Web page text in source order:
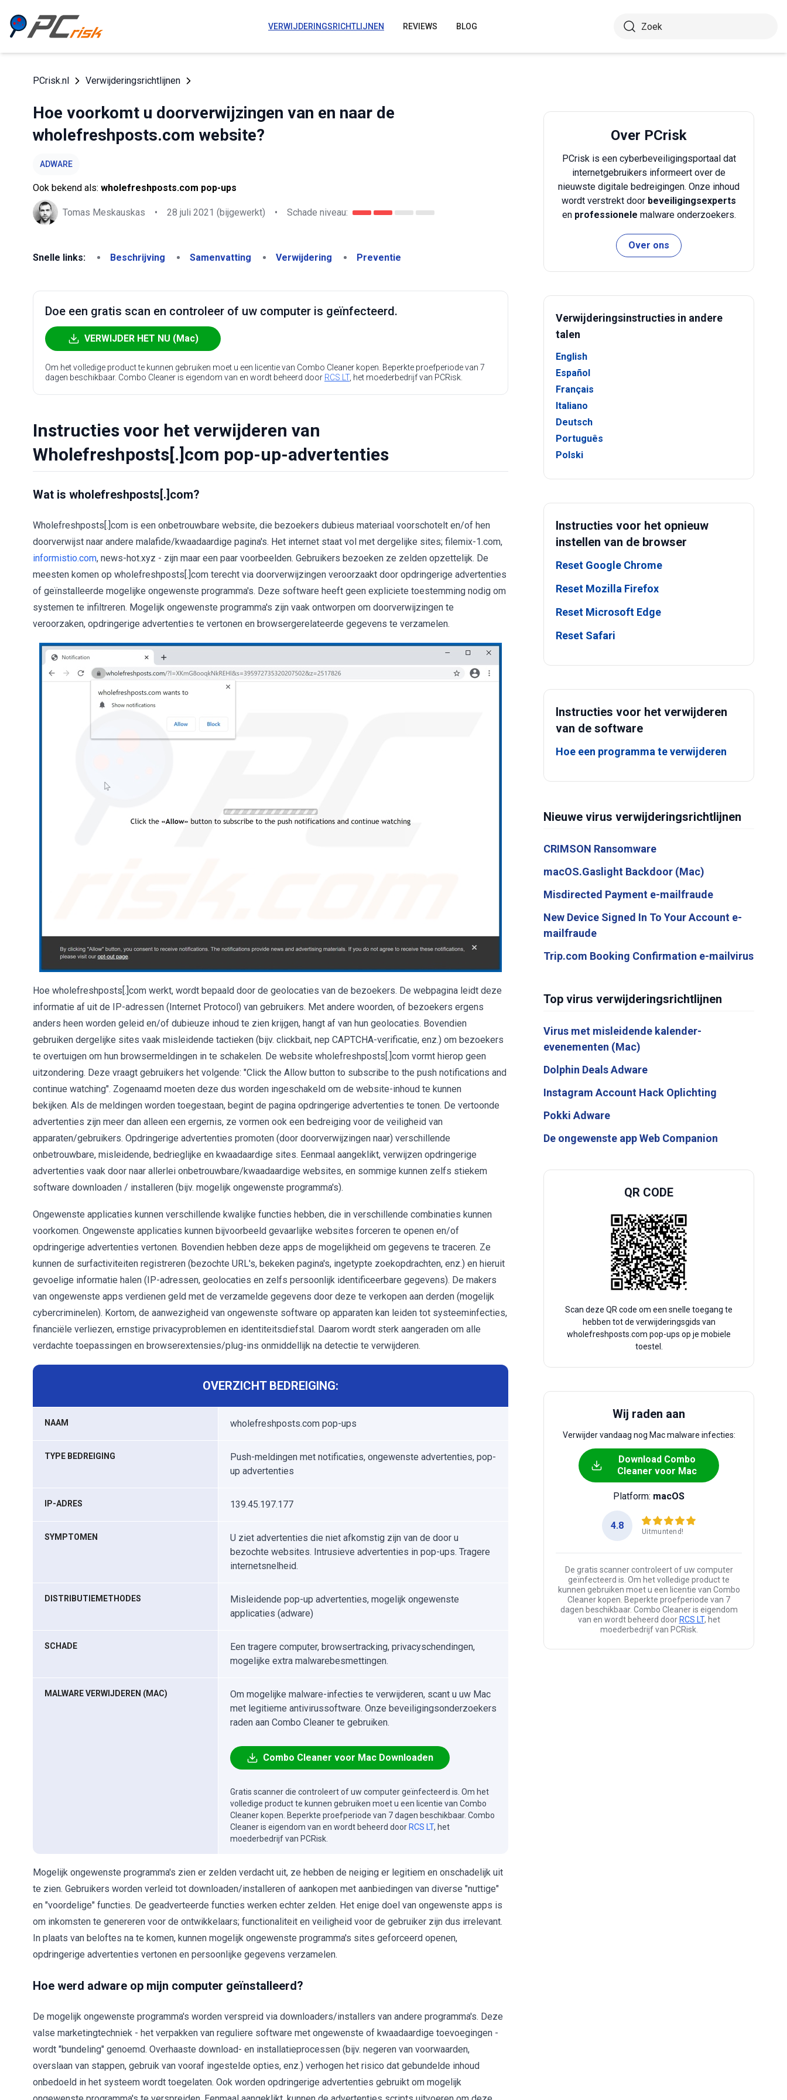
VERWIJDERINGSRICHTLIJNEN REVIEWS BLOG
PCrisk.nl Verwijderingsrichtlijnen
Hoe voorkomt u doorverwijzingen van en naar de
wholefreshposts.com website?
ADWARE
Ook bekend als: wholefreshposts.com pop-ups
Tomas Meskauskas • 28 juli 2021 (bijgewerkt) • Schade niveau:
Snelle links: Beschrijving Samenvatting Verwijdering Preventie
Doe een gratis scan en controleer of uw computer is geïnfecteerd.
VERWIJDER HET NU (Mac)
Om het volledige product te kunnen gebruiken moet u een licentie van Combo Cleaner kopen. Beperkte proefperiode van 7
dagen beschikbaar. Combo Cleaner is eigendom van en wordt beheerd door RCS LT, het moederbedrijf van PCRisk.
Instructies voor het verwijderen van
Wholefreshposts[.]com pop-up-advertenties
Wat is wholefreshposts[.]com?
Wholefreshposts[.]com is een onbetrouwbare website, die bezoekers dubieus materiaal voorschotelt en/of hen
doorverwijst naar andere malafide/kwaadaardige pagina's. Het internet staat vol met dergelijke sites; filemix-1.com,
informistio.com, news-hot.xyz - zijn maar een paar voorbeelden. Gebruikers bezoeken ze zelden opzettelijk. De
meesten komen op wholefreshposts[.]com terecht via doorverwijzingen veroorzaakt door opdringerige advertenties
of geïnstalleerde mogelijke ongewenste programma's. Deze software heeft geen expliciete toestemming nodig om
systemen te infiltreren. Mogelijk ongewenste programma's zijn vaak ontworpen om doorverwijzingen te
veroorzaken, opdringerige advertenties te vertonen en browsergerelateerde gegevens te verzamelen.
Hoe wholefreshposts[.]com werkt, wordt bepaald door de geolocaties van de bezoekers. De webpagina leidt deze
informatie af uit de IP-adressen (Internet Protocol) van gebruikers. Met andere woorden, of bezoekers ergens
anders heen worden geleid en/of dubieuze inhoud te zien krijgen, hangt af van hun geolocaties. Bovendien
gebruiken dergelijke sites vaak misleidende tactieken (bijv. clickbait, nep CAPTCHA-verificatie, enz.) om bezoekers
te overtuigen om hun browsermeldingen in te schakelen. De website wholefreshposts[.]com vormt hierop geen
uitzondering. Deze vraagt gebruikers het volgende: "Click the Allow button to subscribe to the push notifications and
continue watching". Zogenaamd moeten deze dus worden ingeschakeld om de website-inhoud te kunnen
bekijken. Als de meldingen worden toegestaan, begint de pagina opdringerige advertenties te tonen. De vertoonde
advertenties zijn meer dan alleen een ergernis, ze vormen ook een bedreiging voor de veiligheid van
apparaten/gebruikers. Opdringerige advertenties promoten (door doorverwijzingen naar) verschillende
onbetrouwbare, misleidende, bedrieglijke en kwaadaardige sites. Eenmaal aangeklikt, verwijzen opdringerige
advertenties vaak door naar allerlei onbetrouwbare/kwaadaardige websites, en sommige kunnen zelfs stiekem
software downloaden / installeren (bijv. mogelijk ongewenste programma's).
Ongewenste applicaties kunnen verschillende kwalijke functies hebben, die in verschillende combinaties kunnen
voorkomen. Ongewenste applicaties kunnen bijvoorbeeld gevaarlijke websites forceren te openen en/of
opdringerige advertenties vertonen. Bovendien hebben deze apps de mogelijkheid om gegevens te traceren. Ze
kunnen de surfactiviteiten registreren (bezochte URL's, bekeken pagina's, ingetypte zoekopdrachten, enz.) en hieruit
gevoelige informatie halen (IP-adressen, geolocaties en zelfs persoonlijk identificeerbare gegevens). De makers
van ongewenste apps verdienen geld met de verzamelde gegevens door deze te verkopen aan derden (mogelijk
cybercriminelen). Kortom, de aanwezigheid van ongewenste software op apparaten kan leiden tot systeeminfecties,
financiële verliezen, ernstige privacyproblemen en identiteitsdiefstal. Daarom wordt sterk aangeraden om alle
verdachte toepassingen en browserextensies/plug-ins onmiddellijk na detectie te verwijderen.
OVERZICHT BEDREIGING:
NAAM wholefreshposts.com pop-ups
TYPE BEDREIGING
Push-meldingen met notificaties, ongewenste advertenties, pop-
up advertenties
IP-ADRES 139.45.197.177
SYMPTOMEN
U ziet advertenties die niet afkomstig zijn van de door u
bezochte websites. Intrusieve advertenties in pop-ups. Tragere
internetsnelheid.
DISTRIBUTIEMETHODES
Misleidende pop-up advertenties, mogelijk ongewenste
applicaties (adware)
SCHADE
Een tragere computer, browsertracking, privacyschendingen,
mogelijke extra malwarebesmettingen.
MALWARE VERWIJDEREN (MAC)
Om mogelijke malware-infecties te verwijderen, scant u uw Mac
met legitieme antivirussoftware. Onze beveiligingsonderzoekers
raden aan Combo Cleaner te gebruiken.
Combo Cleaner voor Mac Downloaden
Gratis scanner die controleert of uw computer geïnfecteerd is. Om het
volledige product te kunnen gebruiken moet u een licentie van Combo
Cleaner kopen. Beperkte proefperiode van 7 dagen beschikbaar. Combo
Cleaner is eigendom van en wordt beheerd door RCS LT, het
moederbedrijf van PCRisk.
Mogelijk ongewenste programma's zien er zelden verdacht uit, ze hebben de neiging er legitiem en onschadelijk uit
te zien. Gebruikers worden verleid tot downloaden/installeren of aankopen met aanbiedingen van diverse "nuttige"
en "voordelige" functies. De geadverteerde functies werken echter zelden. Het enige doel van ongewenste apps is
om inkomsten te genereren voor de ontwikkelaars; functionaliteit en veiligheid voor de gebruiker zijn dus irrelevant.
In plaats van beloftes na te komen, kunnen mogelijk ongewenste programma's sites geforceerd openen,
opdringerige advertenties vertonen en persoonlijke gegevens verzamelen.
Hoe werd adware op mijn computer geïnstalleerd?
De mogelijk ongewenste programma's worden verspreid via downloaders/installers van andere programma's. Deze
valse marketingtechniek - het verpakken van reguliere software met ongewenste of kwaadaardige toevoegingen -
wordt "bundeling" genoemd. Overhaaste download- en installatieprocessen (bijv. negeren van voorwaarden,
overslaan van stappen, gebruik van vooraf ingestelde opties, enz.) verhogen het risico dat gebundelde inhoud
onbedoeld in het systeem wordt toegelaten. Ook worden opdringerige advertenties gebruikt om mogelijk
Over PCrisk
PCrisk is een cyberbeveiligingsportaal dat
internetgebruikers informeert over de
nieuwste digitale bedreigingen. Onze inhoud
wordt verstrekt door beveiligingsexperts
en professionele malware onderzoekers.
Over ons
Verwijderingsinstructies in andere
talen
English
Español
Français
Italiano
Deutsch
Português
Polski
Instructies voor het opnieuw
instellen van de browser
Reset Google Chrome
Reset Mozilla Firefox
Reset Microsoft Edge
Reset Safari
Instructies voor het verwijderen
van de software
Hoe een programma te verwijderen
Nieuwe virus verwijderingsrichtlijnen
CRIMSON Ransomware
macOS.Gaslight Backdoor (Mac)
Misdirected Payment e-mailfraude
New Device Signed In To Your Account e-
mailfraude
Trip.com Booking Confirmation e-mailvirus
Top virus verwijderingsrichtlijnen
Virus met misleidende kalender-
evenementen (Mac)
Dolphin Deals Adware
Instagram Account Hack Oplichting
Pokki Adware
De ongewenste app Web Companion
QR CODE
Scan deze QR code om een snelle toegang te
hebben tot de verwijderingsgids van
wholefreshposts.com pop-ups op je mobiele
toestel.
Wij raden aan
Verwijder vandaag nog Mac malware infecties:
Download Combo
Cleaner voor Mac
Platform: macOS
4.8
Uitmuntend!
De gratis scanner controleert of uw computer
geïnfecteerd is. Om het volledige product te
kunnen gebruiken moet u een licentie van Combo
Cleaner kopen. Beperkte proefperiode van 7
dagen beschikbaar. Combo Cleaner is eigendom
van en wordt beheerd door RCS LT, het
moederbedrijf van PCRisk.